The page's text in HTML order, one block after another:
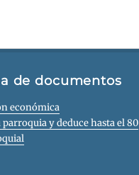
de documentos
económica
parroquia y deduce hasta el 80